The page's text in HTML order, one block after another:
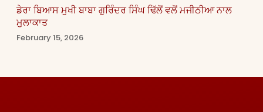
ਡੇਰਾ ਬਿਆਸ ਮੁਖੀ ਬਾਬਾ ਗੁਰਿੰਦਰ ਸਿੰਘ ਢਿੱਲੋਂ ਵਲੋਂ ਮਜੀਠੀਆ ਨਾਲ
ਮੁਲਾਕਾਤ
February 15, 2026